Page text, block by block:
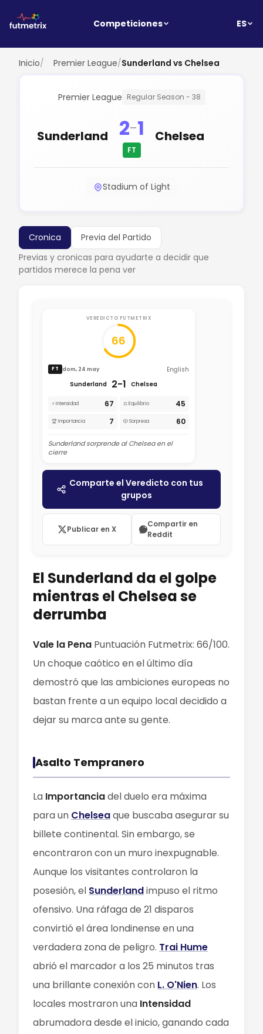
Competiciones ES
Inicio/ Premier League/Sunderland vs Chelsea
Premier League Regular Season - 38
Sunderland 2-1
FT
Chelsea
Stadium of Light
Cronica
Previa del Partido
Previas y cronicas para ayudarte a decidir que
partidos merece la pena ver
VEREDICTO FUTMETRIX
66
FT dom, 24 may
English
Sunderland
2-1 Chelsea
⚡ Intensidad 67 ⚖️ Equilibrio 45
🏆 Importancia 7 🎲 Sorpresa 60
Sunderland sorprende al Chelsea en el
cierre
Comparte el Veredicto con tus
grupos
Publicar en X
Compartir en
Reddit
El Sunderland da el golpe
mientras el Chelsea se
derrumba
Vale la Pena Puntuación Futmetrix: 66/100.
Un choque caótico en el último día
demostró que las ambiciones europeas no
bastan frente a un equipo local decidido a
dejar su marca ante su gente.
Asalto Tempranero
La Importanciadel duelo era máxima
para un Chelseaque buscaba asegurar su
billete continental. Sin embargo, se
encontraron con un muro inexpugnable.
Aunque los visitantes controlaron la
posesión, el Sunderlandimpuso el ritmo
ofensivo. Una ráfaga de 21 disparos
convirtió el área londinense en una
verdadera zona de peligro. Trai Hume
abrió el marcador a los 25 minutos tras
una brillante conexión con L. O'Nien. Los
locales mostraron una Intensidad
abrumadora desde el inicio, ganando cada